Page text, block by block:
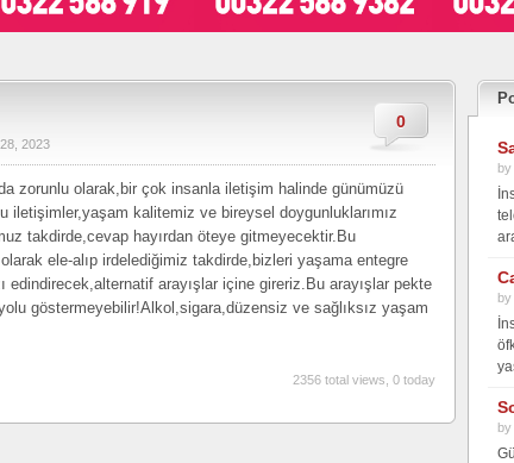
0
2023
zorunlu olarak,bir çok insanla iletişim halinde günümüzü
iletişimler,yaşam kalitemiz ve bireysel doygunluklarımız
takdirde,cevap hayırdan öteye gitmeyecektir.Bu
ele-alıp irdelediğimiz takdirde,bizleri yaşama entegre
edindirecek,alternatif arayışlar içine gireriz.Bu arayışlar pekte
göstermeyebilir!Alkol,sigara,düzensiz ve sağlıksız yaşam
2356 total views, 0 today
by
by
by